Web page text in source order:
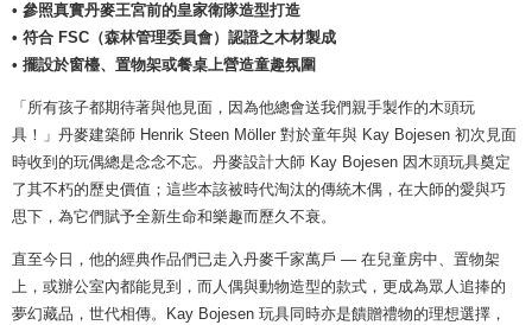
• 參照真實丹麥王宮前的皇家衛隊造型打造
• 符合 FSC（森林管理委員會）認證之木材製成
• 擺設於窗檯、置物架或餐桌上營造童趣氛圍
「所有孩子都期待著與他見面，因為他總會送我們親手製作的木頭玩
具！」丹麥建築師 Henrik Steen Möller 對於童年與 Kay Bojesen 初次見面
時收到的玩偶總是念念不忘。丹麥設計大師 Kay Bojesen 因木頭玩具奠定
了其不朽的歷史價值；這些本該被時代淘汰的傳統木偶，在大師的愛與巧
思下，為它們賦予全新生命和樂趣而歷久不衰。
直至今日，他的經典作品們已走入丹麥千家萬戶 — 在兒童房中、置物架
上，或辦公室內都能見到，而人偶與動物造型的款式，更成為眾人追捧的
夢幻藏品，世代相傳。Kay Bojesen 玩具同時亦是饋贈禮物的理想選擇，